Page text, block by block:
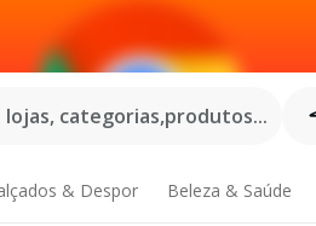
lojas, categorias,produtos...
& Despor Beleza & Saúde